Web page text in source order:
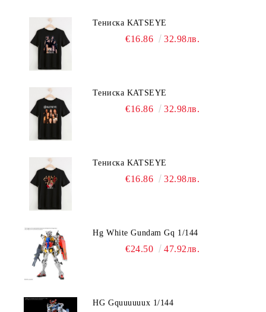
Тениска KATSEYE
€16.86 32.98лв.
Тениска KATSEYE
€16.86 32.98лв.
Тениска KATSEYE
€16.86 32.98лв.
Hg White Gundam Gq 1/144
€24.50 47.92лв.
HG Gquuuuuux 1/144